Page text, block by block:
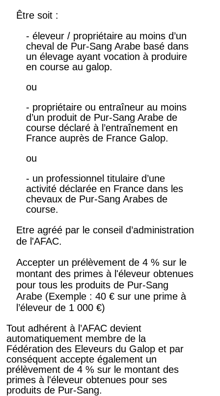
Être soit :
- éleveur / propriétaire au moins d’un
cheval de Pur-Sang Arabe basé dans
un élevage ayant vocation à produire
en course au galop.
ou
- propriétaire ou entraîneur au moins
d’un produit de Pur-Sang Arabe de
course déclaré à l’entraînement en
France auprès de France Galop.
ou
- un professionnel titulaire d’une
activité déclarée en France dans les
chevaux de Pur-Sang Arabes de
course.
Etre agréé par le conseil d’administration
de l'AFAC.
Accepter un prélèvement de 4 % sur le
montant des primes à l'éleveur obtenues
pour tous les produits de Pur-Sang
Arabe (Exemple : 40 € sur une prime à
l’éleveur de 1 000 €)
Tout adhérent à l’AFAC devient
automatiquement membre de la
Fédération des Eleveurs du Galop et par
conséquent accepte également un
prélèvement de 4 % sur le montant des
primes à l'éleveur obtenues pour ses
produits de Pur-Sang.